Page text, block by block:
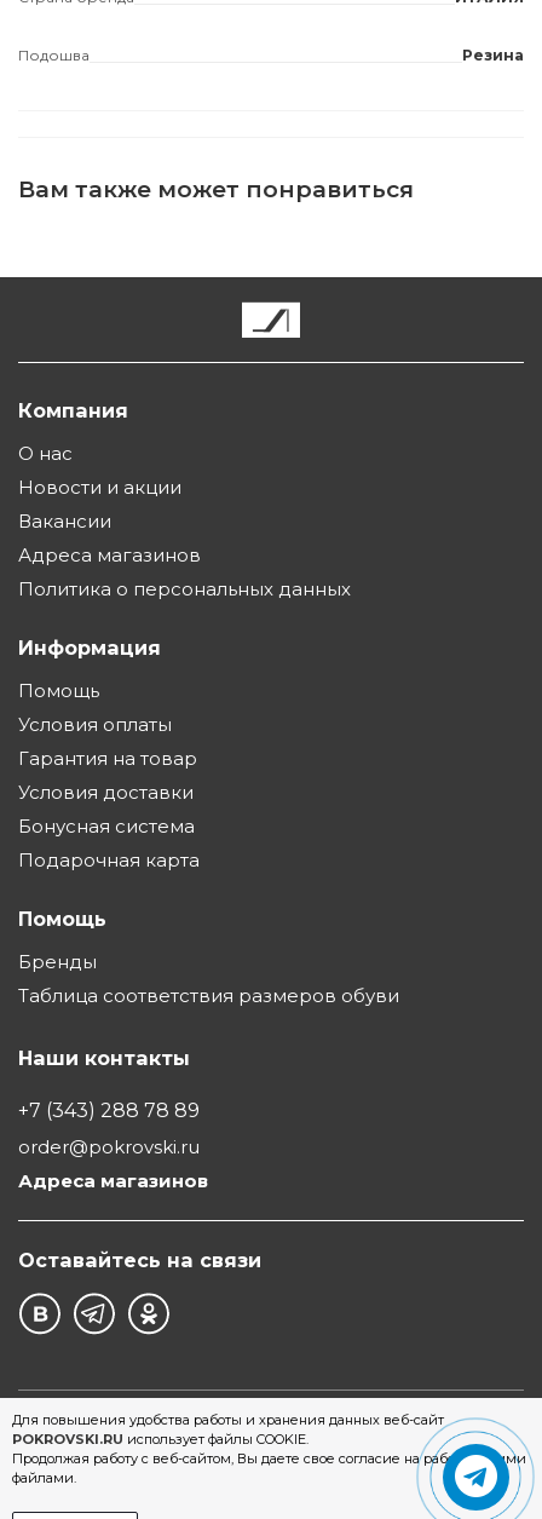
Для повышения удобства работы и хранения данных веб-сайт
POKROVSKI.RU использует файлы COOKIE.
Продолжая работу с веб-сайтом, Вы даете свое согласие на работу с этими
файлами.
Подошва Резина
Вам также может понравиться
Компания
О нас
Новости и акции
Вакансии
Адреса магазинов
Политика о персональных данных
Информация
Помощь
Условия оплаты
Гарантия на товар
Условия доставки
Бонусная система
Подарочная карта
Помощь
Бренды
Таблица соответствия размеров обуви
Наши контакты
+7 (343) 288 78 89
order@pokrovski.ru
Адреса магазинов
Оставайтесь на связи
©1997 - 2026 Обувной Дом "Покровский" - сеть
магазинов обуви в Екатеринбурге